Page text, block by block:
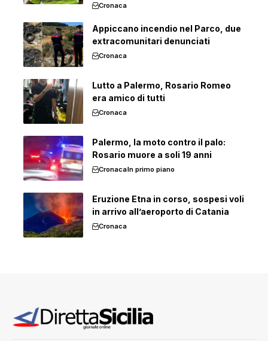
Cronaca
Appiccano incendio nel Parco, due
extracomunitari denunciati
Cronaca
Lutto a Palermo, Rosario Romeo
era amico di tutti
Cronaca
Palermo, la moto contro il palo:
Rosario muore a soli 19 anni
CronacaIn primo piano
Eruzione Etna in corso, sospesi voli
in arrivo all’aeroporto di Catania
Cronaca